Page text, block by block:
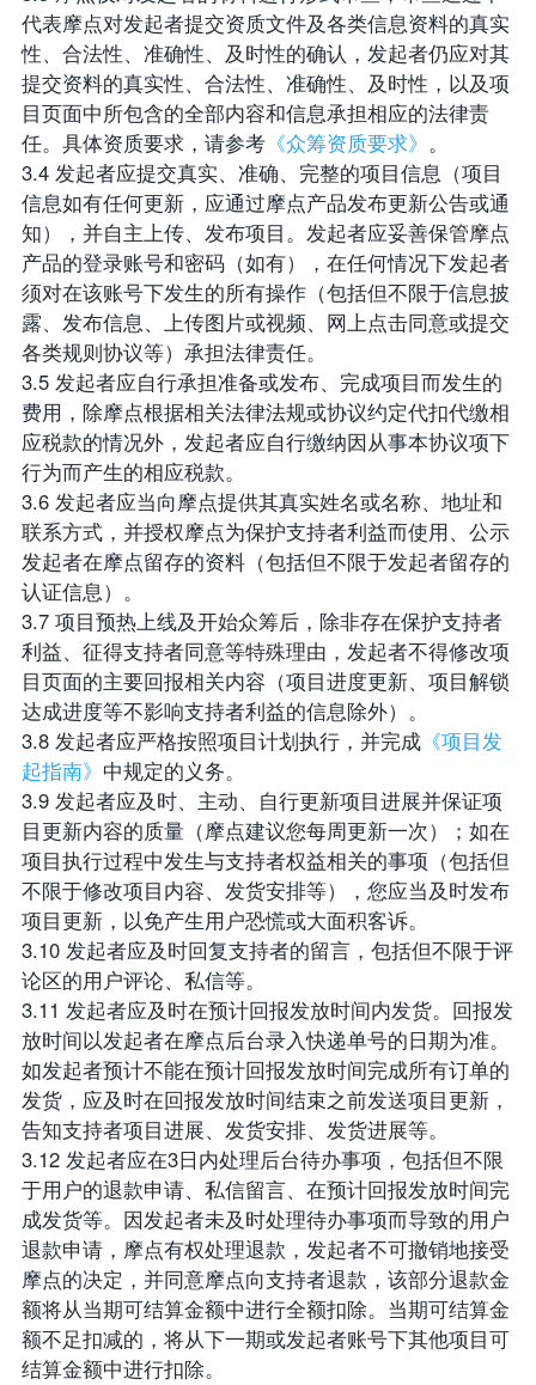
代表摩点对发起者提交资质文件及各类信息资料的真实
性、合法性、准确性、及时性的确认，发起者仍应对其
提交资料的真实性、合法性、准确性、及时性，以及项
目页面中所包含的全部内容和信息承担相应的法律责
任。具体资质要求，请参考《众筹资质要求》 。
3.4 发起者应提交真实、准确、完整的项目信息（项目
信息如有任何更新，应通过摩点产品发布更新公告或通
知），并自主上传、发布项目。发起者应妥善保管摩点
产品的登录账号和密码（如有），在任何情况下发起者
须对在该账号下发生的所有操作（包括但不限于信息披
露、发布信息、上传图片或视频、网上点击同意或提交
各类规则协议等）承担法律责任。
3.5 发起者应自行承担准备或发布、完成项目而发生的
费用，除摩点根据相关法律法规或协议约定代扣代缴相
应税款的情况外，发起者应自行缴纳因从事本协议项下
行为而产生的相应税款。
3.6 发起者应当向摩点提供其真实姓名或名称、地址和
联系方式，并授权摩点为保护支持者利益而使用、公示
发起者在摩点留存的资料（包括但不限于发起者留存的
认证信息）。
3.7 项目预热上线及开始众筹后，除非存在保护支持者
利益、征得支持者同意等特殊理由，发起者不得修改项
目页面的主要回报相关内容（项目进度更新、项目解锁
达成进度等不影响支持者利益的信息除外）。
3.8 发起者应严格按照项目计划执行，并完成《项目发
起指南》 中规定的义务。
3.9 发起者应及时、主动、自行更新项目进展并保证项
目更新内容的质量（摩点建议您每周更新一次）；如在
项目执行过程中发生与支持者权益相关的事项（包括但
不限于修改项目内容、发货安排等），您应当及时发布
项目更新，以免产生用户恐慌或大面积客诉。
3.10 发起者应及时回复支持者的留言，包括但不限于评
论区的用户评论、私信等。
3.11 发起者应及时在预计回报发放时间内发货。回报发
放时间以发起者在摩点后台录入快递单号的日期为准。
如发起者预计不能在预计回报发放时间完成所有订单的
发货，应及时在回报发放时间结束之前发送项目更新，
告知支持者项目进展、发货安排、发货进展等。
3.12 发起者应在3日内处理后台待办事项，包括但不限
于用户的退款申请、私信留言、在预计回报发放时间完
成发货等。因发起者未及时处理待办事项而导致的用户
退款申请，摩点有权处理退款，发起者不可撤销地接受
摩点的决定，并同意摩点向支持者退款，该部分退款金
额将从当期可结算金额中进行全额扣除。当期可结算金
额不足扣减的，将从下一期或发起者账号下其他项目可
结算金额中进行扣除。